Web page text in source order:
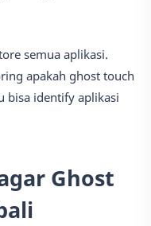
semua aplikasi.
apakah ghost touch
bisa identify aplikasi
Ghost